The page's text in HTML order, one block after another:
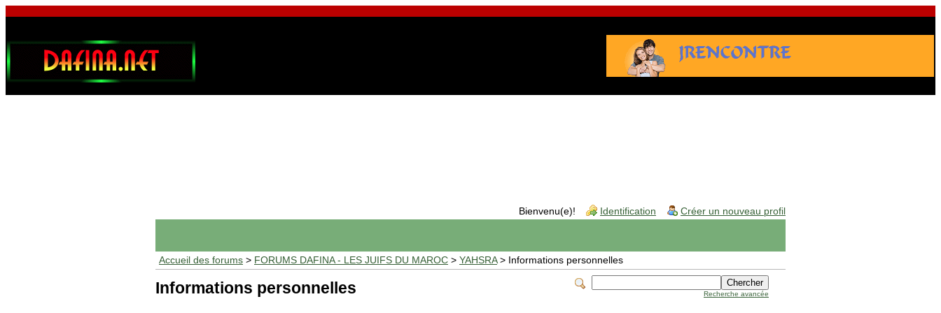
Bienvenu(e)! Identification Créer un nouveau profil
Accueil des forums > FORUMS DAFINA - LES JUIFS DU MAROC > YAHSRA> Informations personnelles
Recherche avancée
Informations personnelles